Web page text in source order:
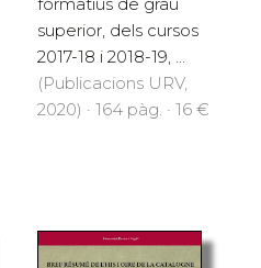
formatius de grau
superior, dels cursos
2017-18 i 2018-19, ...
(Publicacions URV,
2020) · 164 pàg. · 16 €